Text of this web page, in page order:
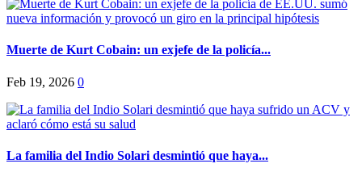
Muerte de Kurt Cobain: un exjefe de la policía...
Feb 19, 2026 0
La familia del Indio Solari desmintió que haya...